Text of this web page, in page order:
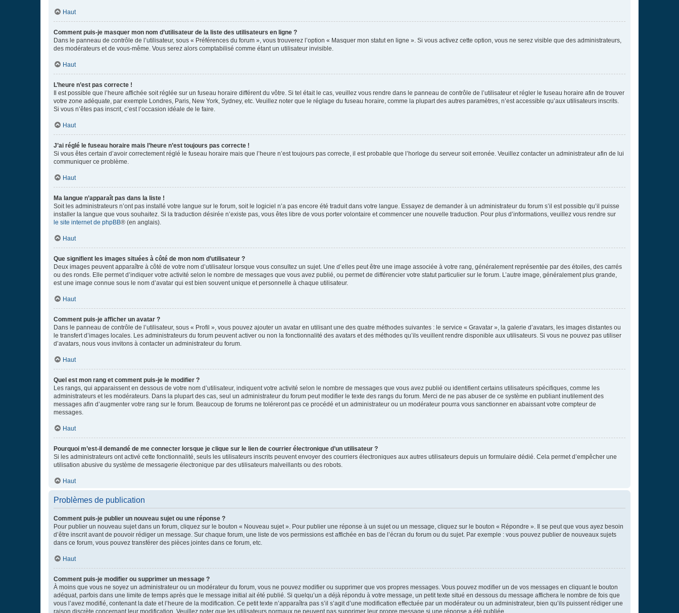
Haut
Comment puis-je masquer mon nom d’utilisateur de la liste des utilisateurs en ligne ?
Dans le panneau de contrôle de l’utilisateur, sous « Préférences du forum », vous trouverez l’option « Masquer mon statut en ligne ». Si vous activez cette option, vous ne serez visible que des administrateurs,
des modérateurs et de vous-même. Vous serez alors comptabilisé comme étant un utilisateur invisible.
Haut
L’heure n’est pas correcte !
Il est possible que l’heure affichée soit réglée sur un fuseau horaire différent du vôtre. Si tel était le cas, veuillez vous rendre dans le panneau de contrôle de l’utilisateur et régler le fuseau horaire afin de trouver
votre zone adéquate, par exemple Londres, Paris, New York, Sydney, etc. Veuillez noter que le réglage du fuseau horaire, comme la plupart des autres paramètres, n’est accessible qu’aux utilisateurs inscrits.
Si vous n’êtes pas inscrit, c’est l’occasion idéale de le faire.
Haut
J’ai réglé le fuseau horaire mais l’heure n’est toujours pas correcte !
Si vous êtes certain d’avoir correctement réglé le fuseau horaire mais que l’heure n’est toujours pas correcte, il est probable que l’horloge du serveur soit erronée. Veuillez contacter un administrateur afin de lui
communiquer ce problème.
Haut
Ma langue n’apparaît pas dans la liste !
Soit les administrateurs n’ont pas installé votre langue sur le forum, soit le logiciel n’a pas encore été traduit dans votre langue. Essayez de demander à un administrateur du forum s’il est possible qu’il puisse
installer la langue que vous souhaitez. Si la traduction désirée n’existe pas, vous êtes libre de vous porter volontaire et commencer une nouvelle traduction. Pour plus d’informations, veuillez vous rendre sur
le site internet de phpBB® (en anglais).
Haut
Que signifient les images situées à côté de mon nom d’utilisateur ?
Deux images peuvent apparaître à côté de votre nom d’utilisateur lorsque vous consultez un sujet. Une d’elles peut être une image associée à votre rang, généralement représentée par des étoiles, des carrés
ou des ronds. Elle permet d’indiquer votre activité selon le nombre de messages que vous avez publié, ou permet de différencier votre statut particulier sur le forum. L’autre image, généralement plus grande,
est une image connue sous le nom d’avatar qui est bien souvent unique et personnelle à chaque utilisateur.
Haut
Comment puis-je afficher un avatar ?
Dans le panneau de contrôle de l’utilisateur, sous « Profil », vous pouvez ajouter un avatar en utilisant une des quatre méthodes suivantes : le service « Gravatar », la galerie d’avatars, les images distantes ou
le transfert d’images locales. Les administrateurs du forum peuvent activer ou non la fonctionnalité des avatars et des méthodes qu’ils veuillent rendre disponible aux utilisateurs. Si vous ne pouvez pas utiliser
d’avatars, nous vous invitons à contacter un administrateur du forum.
Haut
Quel est mon rang et comment puis-je le modifier ?
Les rangs, qui apparaissent en dessous de votre nom d’utilisateur, indiquent votre activité selon le nombre de messages que vous avez publié ou identifient certains utilisateurs spécifiques, comme les
administrateurs et les modérateurs. Dans la plupart des cas, seul un administrateur du forum peut modifier le texte des rangs du forum. Merci de ne pas abuser de ce système en publiant inutilement des
messages afin d’augmenter votre rang sur le forum. Beaucoup de forums ne toléreront pas ce procédé et un administrateur ou un modérateur pourra vous sanctionner en abaissant votre compteur de
messages.
Haut
Pourquoi m’est-il demandé de me connecter lorsque je clique sur le lien de courrier électronique d’un utilisateur ?
Si les administrateurs ont activé cette fonctionnalité, seuls les utilisateurs inscrits peuvent envoyer des courriers électroniques aux autres utilisateurs depuis un formulaire dédié. Cela permet d’empêcher une
utilisation abusive du système de messagerie électronique par des utilisateurs malveillants ou des robots.
Haut
Problèmes de publication
Comment puis-je publier un nouveau sujet ou une réponse ?
Pour publier un nouveau sujet dans un forum, cliquez sur le bouton « Nouveau sujet ». Pour publier une réponse à un sujet ou un message, cliquez sur le bouton « Répondre ». Il se peut que vous ayez besoin
d’être inscrit avant de pouvoir rédiger un message. Sur chaque forum, une liste de vos permissions est affichée en bas de l’écran du forum ou du sujet. Par exemple : vous pouvez publier de nouveaux sujets
dans ce forum, vous pouvez transférer des pièces jointes dans ce forum, etc.
Haut
Comment puis-je modifier ou supprimer un message ?
À moins que vous ne soyez un administrateur ou un modérateur du forum, vous ne pouvez modifier ou supprimer que vos propres messages. Vous pouvez modifier un de vos messages en cliquant le bouton
adéquat, parfois dans une limite de temps après que le message initial ait été publié. Si quelqu’un a déjà répondu à votre message, un petit texte situé en dessous du message affichera le nombre de fois que
vous l’avez modifié, contenant la date et l’heure de la modification. Ce petit texte n’apparaîtra pas s’il s’agit d’une modification effectuée par un modérateur ou un administrateur, bien qu’ils puissent rédiger une
raison discrète concernant leur modification. Veuillez noter que les utilisateurs normaux ne peuvent pas supprimer leur propre message si une réponse a été publiée.